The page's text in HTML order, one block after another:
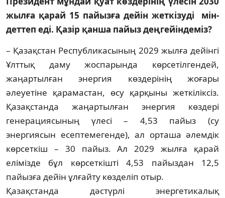
жылға қарай 15 пайызға дейін жеткізуді мін­
деттеп еді. Қазір қанша пайыз дең­гейіндеміз?
– Қазақстан Республикасының 2029 жылға дейінгі
Ұлттық даму жоспарында көрсетілгендей,
жаңартылған энергия көздерінің жоғары
әлеуетіне қарамастан, өсу қарқыны жеткіліксіз.
Қазақстанда жаңартылған энергия көздері
генерация­сының үлесі – 4,53 пайыз (су
энергиясын есептемегенде), ал орташа әлемдік
көр­сеткіш – 30 пайыз. Ал 2029 жылға қарай
елімізде бұл көрсеткішті 4,53 пайыздан 12,5
пайызға дейін ұлғайту көзделіп отыр.
Қазақстанда дәстүрлі энергетикалық